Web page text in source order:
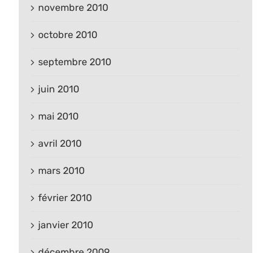
novembre 2010
octobre 2010
septembre 2010
juin 2010
mai 2010
avril 2010
mars 2010
février 2010
janvier 2010